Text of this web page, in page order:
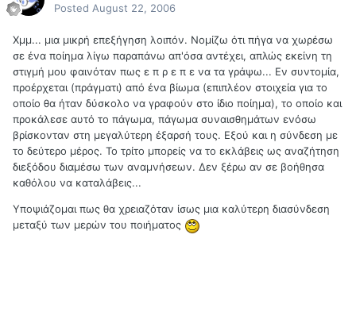
Posted August 22, 2006
Χμμ... μια μικρή επεξήγηση λοιπόν. Νομίζω ότι πήγα να χωρέσω
σε ένα ποίημα λίγω παραπάνω απ'όσα αντέχει, απλώς εκείνη τη
στιγμή μου φαινόταν πως ε π ρ ε π ε να τα γράψω... Εν συντομία,
προέρχεται (πράγματι) από ένα βίωμα (επιπλέον στοιχεία για το
οποίο θα ήταν δύσκολο να γραφούν στο ίδιο ποίημα), το οποίο και
προκάλεσε αυτό το πάγωμα, πάγωμα συναισθημάτων ενόσω
βρίσκονταν στη μεγαλύτερη έξαρσή τους. Εξού και η σύνδεση με
το δεύτερο μέρος. Το τρίτο μπορείς να το εκλάβεις ως αναζήτηση
διεξόδου διαμέσω των αναμνήσεων. Δεν ξέρω αν σε βοήθησα
καθόλου να καταλάβεις...
Υποψιάζομαι πως θα χρειαζόταν ίσως μια καλύτερη διασύνδεση
μεταξύ των μερών του ποιήματος